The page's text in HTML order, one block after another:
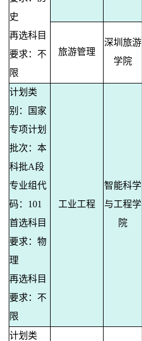
史
再选科目
要求：不
限
旅游管理
深圳旅游
学院
计划类
别：国家
专项计划
批次：本
科批A段
专业组代
码：101
首选科目
要求：物
理
再选科目
要求：不
限
工业工程
智能科学
与工程学
院
计划类